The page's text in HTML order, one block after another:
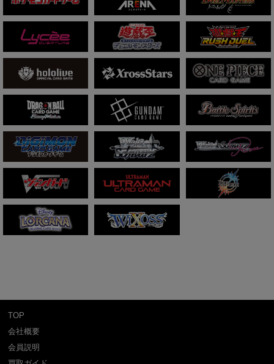
TOP
会社概要
会員説明